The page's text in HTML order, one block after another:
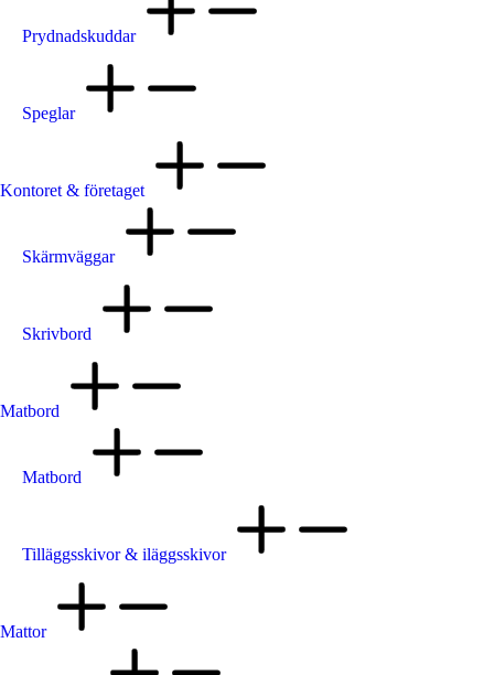
Prydnadskuddar
Speglar
Kontoret & företaget
Skärmväggar
Skrivbord
Matbord
Matbord
Tilläggsskivor & iläggsskivor
Mattor